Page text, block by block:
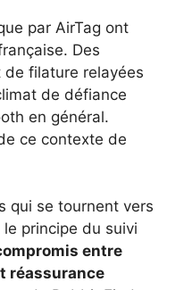
par AirTag ont
Des
filature relayées
de défiance
en général.
ce contexte de
qui se tournent vers
principe du suivi
entre
réassurance